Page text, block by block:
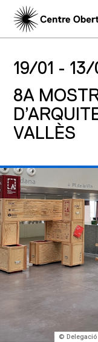
19/01 - 13/
8A
VALLÈS
© Delegació